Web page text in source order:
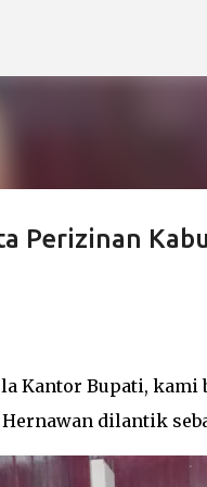
Perizinan
Kantor Bupati,
dilantik